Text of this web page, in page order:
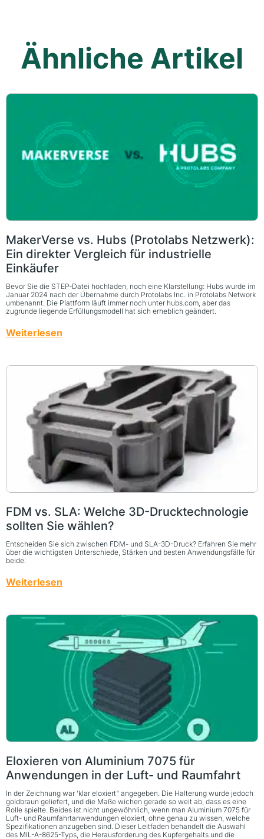
Ähnliche Artikel
MakerVerse vs. Hubs (Protolabs Netzwerk):
Ein direkter Vergleich für industrielle
Einkäufer
Bevor Sie die STEP-Datei hochladen, noch eine Klarstellung: Hubs wurde im
Januar 2024 nach der Übernahme durch Protolabs Inc. in Protolabs Network
umbenannt. Die Plattform läuft immer noch unter hubs.com, aber das
zugrunde liegende Erfüllungsmodell hat sich erheblich geändert.
Weiterlesen
FDM vs. SLA: Welche 3D-Drucktechnologie
sollten Sie wählen?
Entscheiden Sie sich zwischen FDM- und SLA-3D-Druck? Erfahren Sie mehr
über die wichtigsten Unterschiede, Stärken und besten Anwendungsfälle für
beide.
Weiterlesen
Eloxieren von Aluminium 7075 für
Anwendungen in der Luft- und Raumfahrt
In der Zeichnung war ’klar eloxiert“ angegeben. Die Halterung wurde jedoch
goldbraun geliefert, und die Maße wichen gerade so weit ab, dass es eine
Rolle spielte. Beides ist nicht ungewöhnlich, wenn man Aluminium 7075 für
Luft- und Raumfahrtanwendungen eloxiert, ohne genau zu wissen, welche
Spezifikationen anzugeben sind. Dieser Leitfaden behandelt die Auswahl
des MIL-A-8625-Typs, die Herausforderung des Kupfergehalts und die